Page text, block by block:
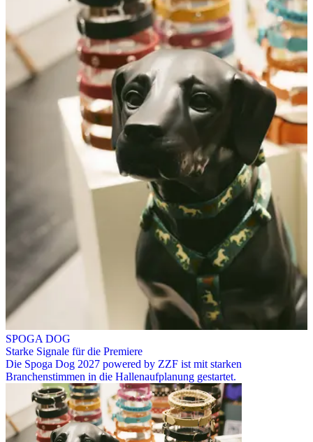
SPOGA DOG
Starke Signale für die Premiere
Die Spoga Dog 2027 powered by ZZF ist mit starken
Branchenstimmen in die Hallenaufplanung gestartet.